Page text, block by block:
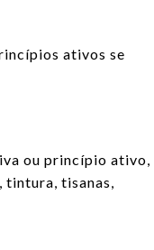
ativos se
ou princípio ativo,
tisanas,